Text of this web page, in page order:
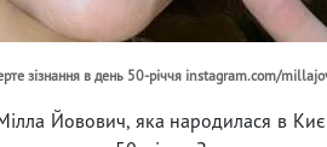
зізнання в день 50-річчя instagram.com/
Йовович, яка народилася в